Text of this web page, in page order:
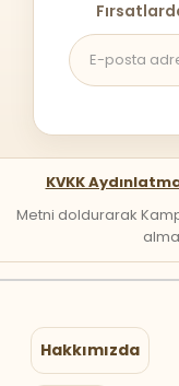
KVKK
Metni doldurarak
Hakkımızda